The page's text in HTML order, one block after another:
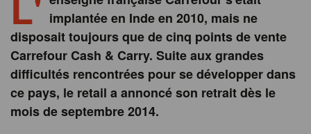
implantée en Inde en 2010, mais ne
disposait toujours que de cinq points de vente
Carrefour Cash & Carry. Suite aux grandes
difficultés rencontrées pour se développer dans
ce pays, le retail a annoncé son retrait dès le
mois de septembre 2014.